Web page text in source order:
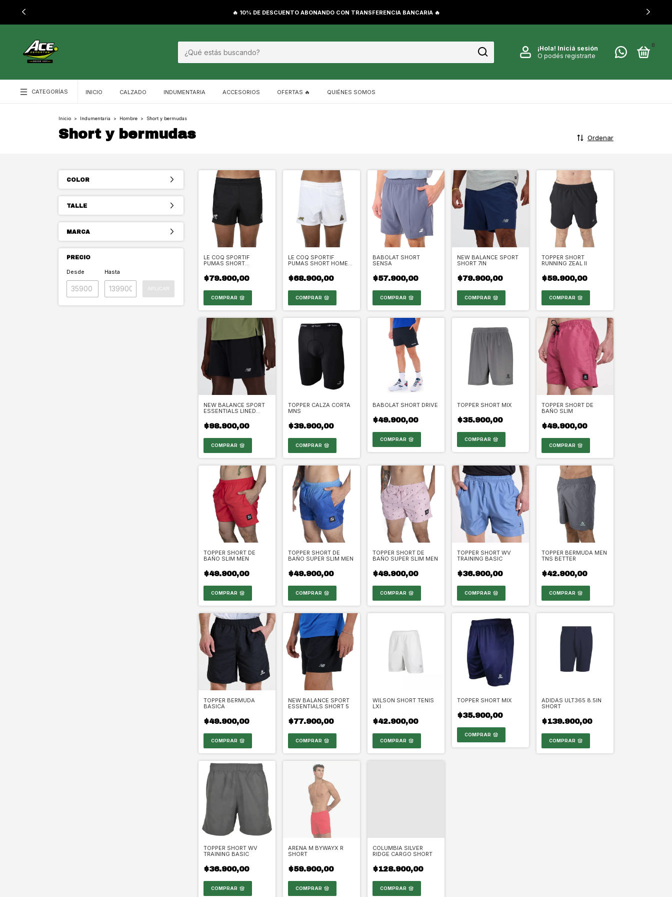
🔥 10% DE DESCUENTO ABONANDO CON TRANSFERENCIA BANCARIA 🔥
¡Hola! Iniciá sesión
O podés registrarte
0
CATEGORÍAS INICIO CALZADO INDUMENTARIA ACCESORIOS OFERTAS 🔥 QUIÉNES SOMOS
Inicio > Indumentaria > Hombre > Short y bermudas
Short y bermudas Ordenar
COLOR
TALLE
MARCA
PRECIO
Desde Hasta
LE COQ SPORTIF
PUMAS SHORT
$79.900,00
COMPRAR
LE COQ SPORTIF
PUMAS SHORT HOME
$68.900,00
COMPRAR
BABOLAT SHORT
SENSA
$57.900,00
COMPRAR
NEW BALANCE SPORT
SHORT 7IN
$79.900,00
COMPRAR
TOPPER SHORT
RUNNING ZEAL II
$59.900,00
COMPRAR
NEW BALANCE SPORT
ESSENTIALS LINED
$98.900,00
COMPRAR
TOPPER CALZA CORTA
MNS
$39.900,00
COMPRAR
BABOLAT SHORT DRIVE
$49.900,00
COMPRAR
TOPPER SHORT MIX
$35.900,00
COMPRAR
TOPPER SHORT DE
BAÑO SLIM
$49.900,00
COMPRAR
TOPPER SHORT DE
BAÑO SLIM MEN
$49.900,00
COMPRAR
TOPPER SHORT DE
BAÑO SUPER SLIM MEN
$49.900,00
COMPRAR
TOPPER SHORT DE
BAÑO SUPER SLIM MEN
$49.900,00
COMPRAR
TOPPER SHORT WV
TRAINING BASIC
$36.900,00
COMPRAR
TOPPER BERMUDA MEN
TNS BETTER
$42.900,00
COMPRAR
TOPPER BERMUDA
BASICA
$49.900,00
COMPRAR
NEW BALANCE SPORT
ESSENTIALS SHORT 5
$77.900,00
COMPRAR
WILSON SHORT TENIS
LXI
$42.900,00
COMPRAR
TOPPER SHORT MIX
$35.900,00
COMPRAR
ADIDAS ULT365 8.5IN
SHORT
$139.900,00
COMPRAR
TOPPER SHORT WV
TRAINING BASIC
$36.900,00
COMPRAR
ARENA M BYWAYX R
SHORT
$59.900,00
COMPRAR
COLUMBIA SILVER
RIDGE CARGO SHORT
$128.900,00
COMPRAR